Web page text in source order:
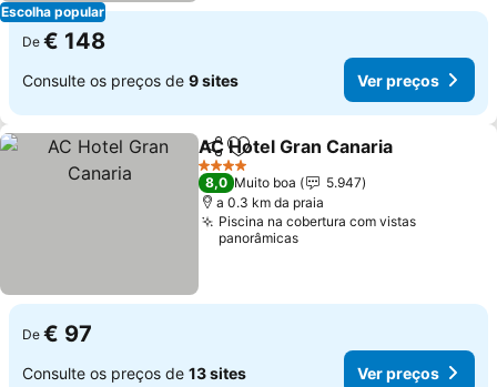
Escolha popular
De € 148
Consulte os preços de 9 sites Ver preços
PartilharAdicionar aos favoritos
AC Hotel Gran Canaria
4 Estrelas
8,0 Muito boa
5.947
a 0.3 km da praia
Piscina na cobertura com vistas
panorâmicas
De € 97
Consulte os preços de 13 sites Ver preços